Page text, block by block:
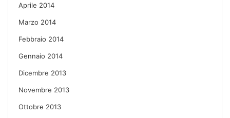
Aprile 2014
Marzo 2014
Febbraio 2014
Gennaio 2014
Dicembre 2013
Novembre 2013
Ottobre 2013